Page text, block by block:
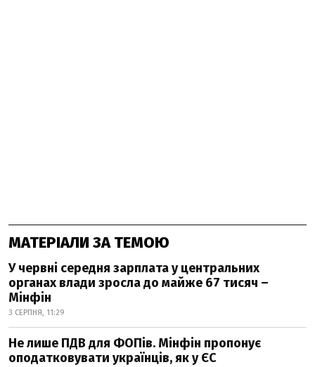
МАТЕРІАЛИ ЗА ТЕМОЮ
У червні середня зарплата у центральних
органах влади зросла до майже 67 тисяч –
Мінфін
3 СЕРПНЯ, 11:29
Не лише ПДВ для ФОПів. Мінфін пропонує
оподатковувати українців, як у ЄС